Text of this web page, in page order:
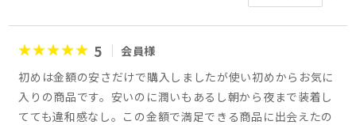
5
会員様
初めは金額の安さだけで購入しましたが使い初めからお気に
入りの商品です。安いのに潤いもあるし朝から夜まで装着し
てても違和感なし。この金額で満足できる商品に出会えたの